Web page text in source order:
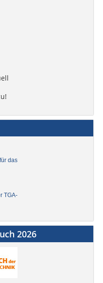
das
TGA-
2026